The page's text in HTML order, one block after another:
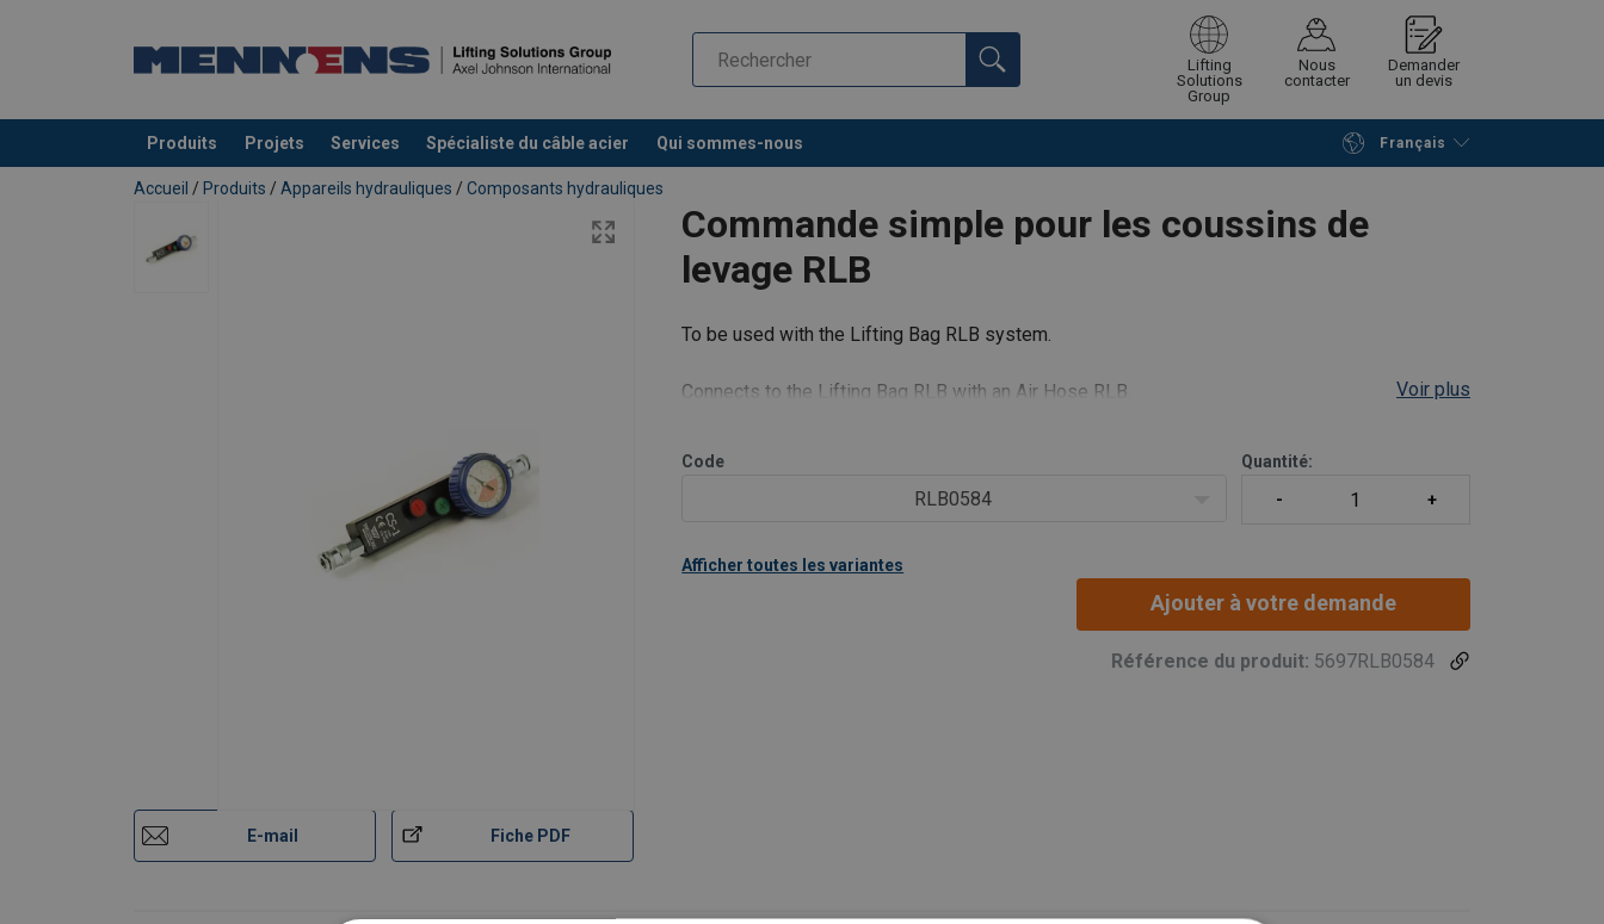
Lifting
Solutions
Group
Nous
contacter
Demander
un devis
Produits Projets Services Spécialiste du câble acier Qui sommes-nous Français
Ajouté au panier Poursuivre Envoyer demande
Accueil / Produits / Appareils hydrauliques / Composants hydrauliques
Commande simple pour les coussins de
levage RLB
E-mail Fiche PDF
To be used with the Lifting Bag RLB system.
Connects to the Lifting Bag RLB with an Air Hose RLB. Voir plus
Code
RLB0584
Quantité:
Afficher toutes les variantes
Ajouter à votre demande
Référence du produit: 5697RLB0584